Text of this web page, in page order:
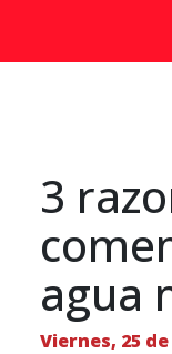
3
agua
Viernes, 25